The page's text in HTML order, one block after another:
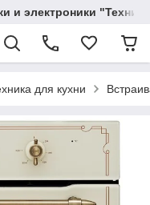
и электроники
для кухни